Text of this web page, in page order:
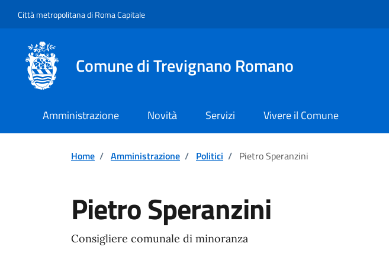
Città metropolitana di Roma Capitale
Comune di Trevignano Romano
Amministrazione Novità Servizi Vivere il Comune
Home / Amministrazione / Politici / Pietro Speranzini
Pietro Speranzini
Consigliere comunale di minoranza